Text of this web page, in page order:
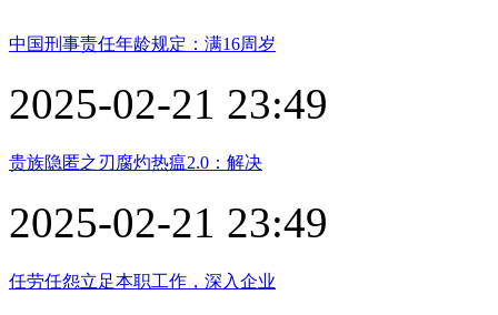
中国刑事责任年龄规定：满16周岁
2025-02-21 23:49
贵族隐匿之刃腐灼热瘟2.0：解决
2025-02-21 23:49
任劳任怨立足本职工作，深入企业